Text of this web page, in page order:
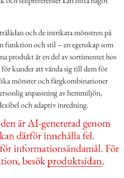
och de intrikata mönstren på
funktion och stil – en egenskap som
produkt är en del av sortimentet hos
kunder att vända sig till dem för
mönster och färgkombinationer
anpassning av hemmiljön,
och adaptiv inredning.